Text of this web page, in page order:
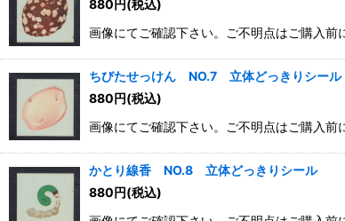
880円(税込)
画像にてご確認下さい。ご不明点はご購入前
ちびたせっけん NO.7 立体どっきりシール
880円(税込)
画像にてご確認下さい。ご不明点はご購入前
かとり線香 NO.8 立体どっきりシール
880円(税込)